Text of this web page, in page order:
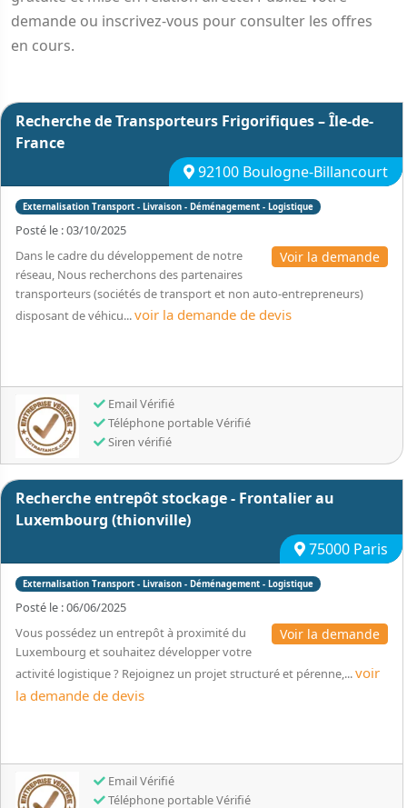
demande ou inscrivez-vous pour consulter les offres
en cours.
Recherche de Transporteurs Frigorifiques – Île-de-
France
92100 Boulogne-Billancourt
Externalisation Transport - Livraison - Déménagement - Logistique
Posté le : 03/10/2025
Voir la demande
Dans le cadre du développement de notre
réseau, Nous recherchons des partenaires
transporteurs (sociétés de transport et non auto-entrepreneurs)
disposant de véhicu...voir la demande de devis
Email Vérifié
Téléphone portable Vérifié
Siren vérifié
Recherche entrepôt stockage - Frontalier au
Luxembourg (thionville)
75000 Paris
Externalisation Transport - Livraison - Déménagement - Logistique
Posté le : 06/06/2025
Voir la demande
Vous possédez un entrepôt à proximité du
Luxembourg et souhaitez développer votre
activité logistique ? Rejoignez un projet structuré et pérenne,...voir
la demande de devis
Email Vérifié
Téléphone portable Vérifié